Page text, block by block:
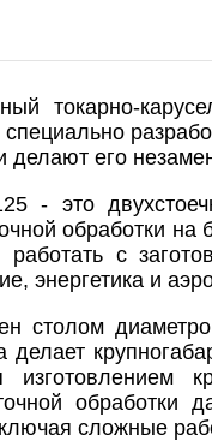
токарно-
делают его
- это
обработки на
работать с
энергетика и
столом
делает
изготовлением
обработки
сложные